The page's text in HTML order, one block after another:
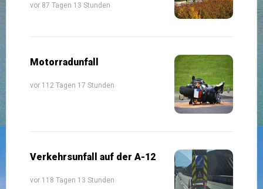
vor 87 Tagen 13 Stunden
Motorradunfall
vor 112 Tagen 17 Stunden
Verkehrsunfall auf der A-12
vor 118 Tagen 13 Stunden